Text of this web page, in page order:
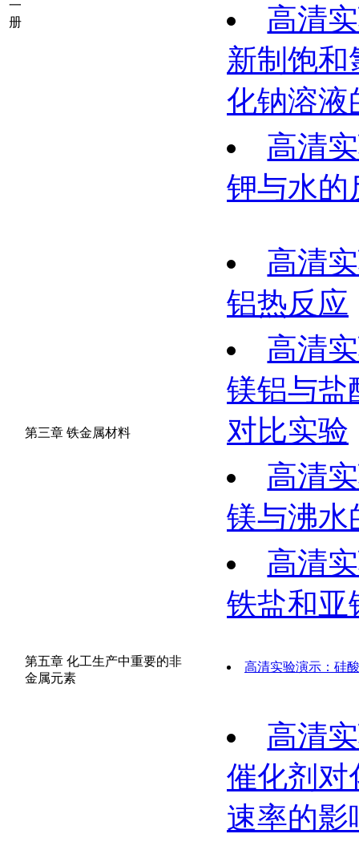
一
册
高清
新制饱和
化钠溶液
高清
钾与水的
第三章 铁金属材料
高清
铝热反应
高清
镁铝与盐
对比实验
高清
镁与沸水
高清
铁盐和亚
第五章 化工生产中重要的非
金属元素
高清实验演示：硅
高清
催化剂对
速率的影